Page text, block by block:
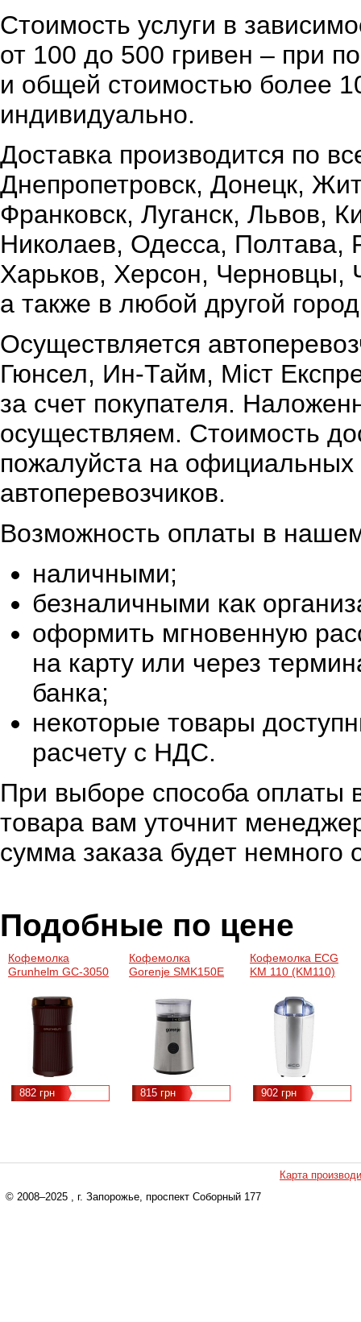
Стоимость услуги в
от 100 до 500 гривен – при
и общей стоимостью более
индивидуально.
Доставка производится по
Днепропетровск, Донецк,
Франковск, Луганск, Львов,
Николаев, Одесса,
Харьков, Херсон, Черновцы,
а также в любой другой
Осуществляется
Гюнсел, Ин-Тайм, Міст
за счет покупателя.
осуществляем. Стоимость
пожалуйста на официальных
автоперевозчиков.
Возможность оплаты в
наличными;
безналичными как
оформить мгновенную
на карту или через
банка;
некоторые товары
расчету с НДС.
При выборе способа оплаты
товара вам уточнит
сумма заказа будет немного
Подобные по цене
Кофемолка
Grunhelm GС-3050
882 грн
Кофемолка
Gorenje SMK150E
815 грн
Кофемолка ECG
KM 110 (KM110)
902 грн
Карта
© 2008–2025 , г. Запорожье, проспект Соборный 177